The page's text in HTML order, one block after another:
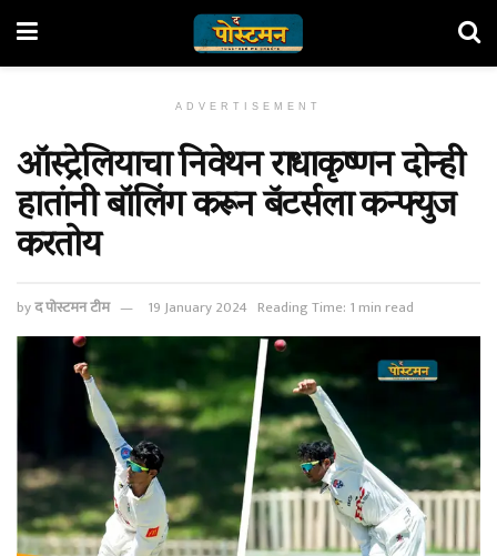
ADVERTISEMENT
ऑस्ट्रेलियाचा निवेथन राधाकृष्णन दोन्ही
हातांनी बॉलिंग करून बॅटर्सला कन्फ्युज
करतोय
byद पोस्टमन टीम 19 January 2024 Reading Time: 1 min read